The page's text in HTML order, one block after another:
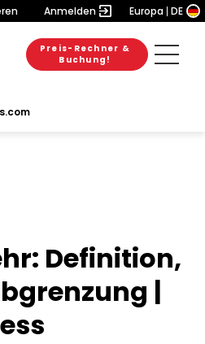
Anmelden Europa DE
Preis-Rechner &
Buchung!
Definition,
|
6. August 2026
31. Juli 2026
28. Juli 2026